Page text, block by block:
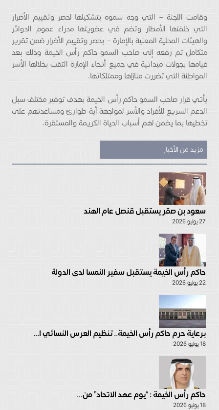
وقامت اللجنة – التي وجه سموه بتشكيلها لحصر وتقييم الأضرار
التي خلفتها الأمطار وتضم في عضويتها مدراء عموم الدوائر
والهيئات المحلية المعنية بالإمارة – بحصر وتقييم الأضرار ضمن تقرير
متكامل تم رفعه إلى صاحب السمو حاكم رأس الخيمة وذلك بعد
قيامها بجولات ميدانية في جميع أنحاء الإمارة التقت بخلالها الأسر
المواطنة التي تضررت منازلها وممتلكاتها.
يأتي قرار صاحب السمو حاكم رأس الخيمة بهدف توفير مختلف سبل
الدعم السريع للأفراد والأسر لمواجهة أية طوارئ ومساعدتهم على
تخطيها بما يضمن لهم أسباب الحياة الكريمة والمستقرة.
مزيد من الأخبار
سعود بن صقر يستقبل قنصل عام الهند
27 يوليو 2026
حاكم رأس الخيمة يستقبل سفير النمسا لدى الدولة
22 يوليو 2026
برعاية حرم حاكم رأس الخيمة.. تنظيم العرس النسائي ا...
18 يوليو 2026
حاكم رأس الخيمة : “يوم عهد الاتحاد” من...
18 يوليو 2026